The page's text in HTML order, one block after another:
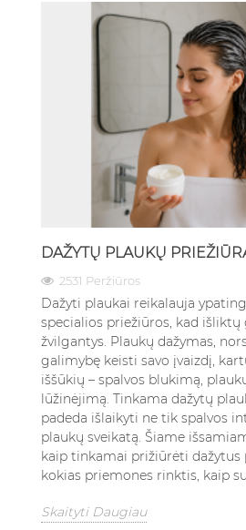
DAŽYTŲ PLAUKŲ
2531 Peržiūros
Dažyti plaukai reikalauja
specialios priežiūros, kad išliktų
žvilgantys. Plaukų dažymas,
galimybę keisti savo įvaizdį,
iššūkių – spalvos blukimą,
lūžinėjimą. Tinkama dažytų
padeda išlaikyti ne tik spalvos
plaukų sveikatą. Šiame
kaip tinkamai prižiūrėti dažytus
kokias priemones rinktis, kaip
Skaityti Daugiau